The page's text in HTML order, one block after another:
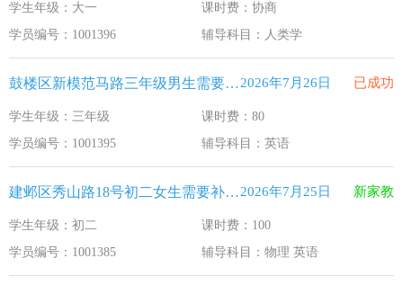
学生年级：大一
课时费：协商
学员编号：1001396
辅导科目：人类学
鼓楼区新模范马路三年级男生需要补习英语2026年7月26日 已成功
学生年级：三年级
课时费：80
学员编号：1001395
辅导科目：英语
建邺区秀山路18号初二女生需要补习物理 英语2026年7月25日 新家教
学生年级：初二
课时费：100
学员编号：1001385
辅导科目：物理 英语